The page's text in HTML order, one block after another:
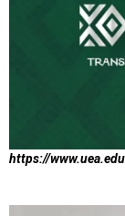
https://